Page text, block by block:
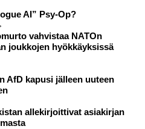
AI” Psy-Op?
vahvistaa NATOn
joukkojen hyökkäyksissä
AfD kapusi jälleen uuteen
allekirjoittivat asiakirjan